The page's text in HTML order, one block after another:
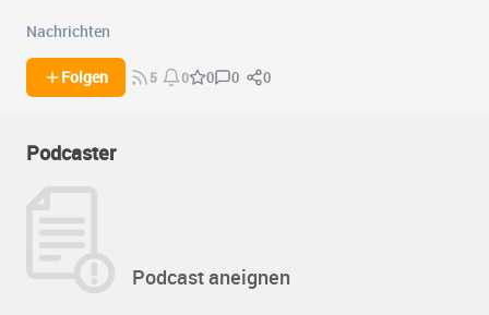
Nachrichten
Folgen 5 0 0 0 0
Podcaster
Podcast aneignen